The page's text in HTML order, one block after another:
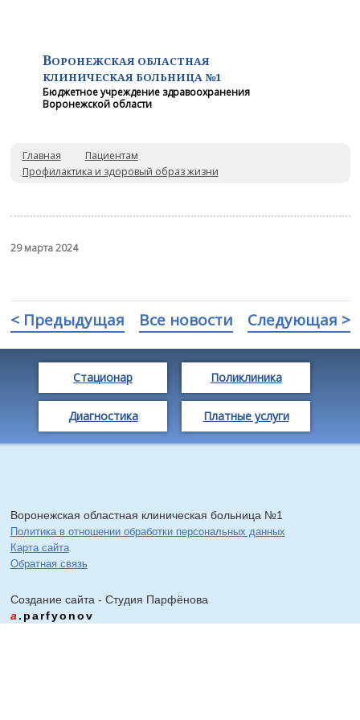
ВОРОНЕЖСКАЯ ОБЛАСТНАЯ
КЛИНИЧЕСКАЯ БОЛЬНИЦА №1
Бюджетное учреждение здравоохранения
Воронежской области
Главная
Пациентам
Профилактика и здоровый образ жизни
29 марта 2024
< Предыдущая Все новости Следующая >
Стационар Поликлиника
Диагностика Платные услуги
Воронежская областная клиническая больница №1
Политика в отношении обработки персональных данных
Карта сайта
Обратная связь
Создание сайта - Cтудия Парфёнова
a .parfyonov